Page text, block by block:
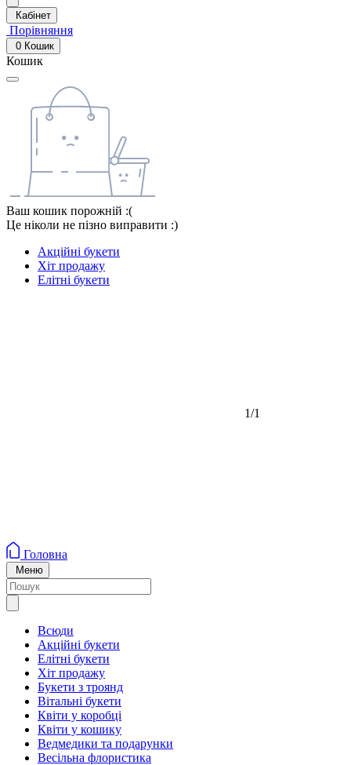
Кабінет
Порівняння
0 Кошик
Кошик
Ваш кошик порожній :(
Це ніколи не пізно виправити :)
Акційні букети
Хіт продажу
Елітні букети
1/1
Головна
Меню
Всюди
Акційні букети
Елітні букети
Хіт продажу
Букети з троянд
Вітальні букети
Квіти у коробці
Квіти у кошику
Ведмедики та подарунки
Весільна флористика